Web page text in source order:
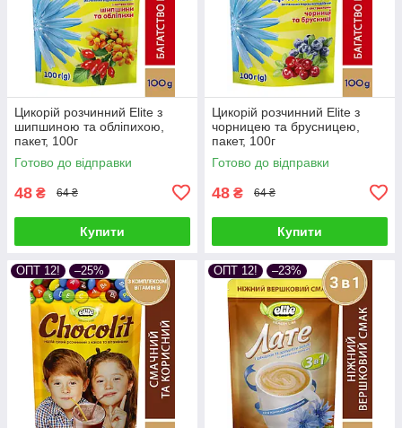
Цикорій розчинний Elite з
шипшиною та обліпихою,
пакет, 100г
Готово до відправки
48 ₴ 64 ₴
Купити
Цикорій розчинний Elite з
чорницею та брусницею,
пакет, 100г
Готово до відправки
48 ₴ 64 ₴
Купити
ОПТ 12! –25% ОПТ 12! –23%